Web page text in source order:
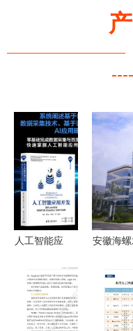
人工智能应
于
LabVIEW
与飞桨
安徽海螺
工智能
软件开
力行业